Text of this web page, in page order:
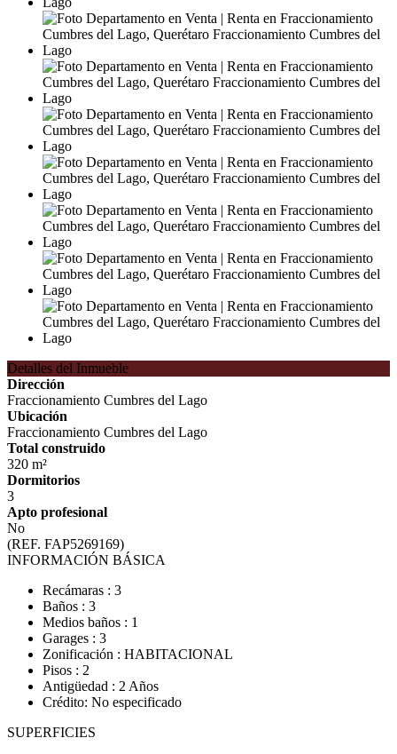
Detalles del Inmueble
Dirección
Fraccionamiento Cumbres del Lago
Ubicación
Fraccionamiento Cumbres del Lago
Total construido
320 m²
Dormitorios
3
Apto profesional
No
(REF. FAP5269169)
INFORMACIÓN BÁSICA
Recámaras : 3
Baños : 3
Medios baños : 1
Garages : 3
Zonificación : HABITACIONAL
Pisos : 2
Antigüedad : 2 Años
Crédito: No especificado
SUPERFICIES